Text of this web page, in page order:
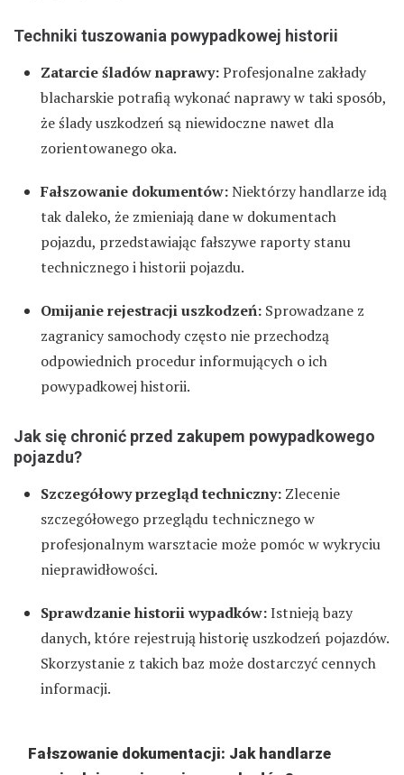
Techniki tuszowania powypadkowej historii
Zatarcie śladów naprawy:Profesjonalne zakłady
blacharskie potrafią wykonać naprawy w taki sposób,
że ślady uszkodzeń są niewidoczne nawet dla
zorientowanego oka.
Fałszowanie dokumentów:Niektórzy handlarze idą
tak daleko, że zmieniają dane w dokumentach
pojazdu, przedstawiając fałszywe raporty stanu
technicznego i historii pojazdu.
Omijanie rejestracji uszkodzeń: Sprowadzane z
zagranicy samochody często nie przechodzą
odpowiednich procedur informujących o ich
powypadkowej historii.
Jak się chronić przed zakupem powypadkowego
pojazdu?
Szczegółowy przegląd techniczny: Zlecenie
szczegółowego przeglądu technicznego w
profesjonalnym warsztacie może pomóc w wykryciu
nieprawidłowości.
Sprawdzanie historii wypadków:Istnieją bazy
danych, które rejestrują historię uszkodzeń pojazdów.
Skorzystanie z takich baz może dostarczyć cennych
informacji.
Fałszowanie dokumentacji: Jak handlarze